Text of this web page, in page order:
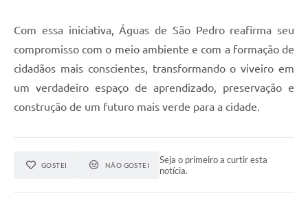
Com essa iniciativa, Águas de São Pedro reafirma seu
compromisso com o meio ambiente e com a formação de
cidadãos mais conscientes, transformando o viveiro em
um verdadeiro espaço de aprendizado, preservação e
construção de um futuro mais verde para a cidade.
GOSTEI NÃO GOSTEI
Seja o primeiro a curtir esta
notícia.